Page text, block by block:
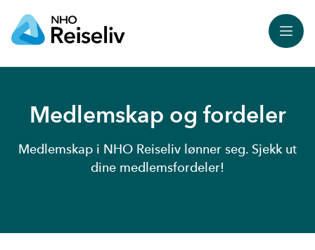
Meny
Medlemskap og fordeler
Medlemskap i NHO Reiseliv lønner seg. Sjekk ut
dine medlemsfordeler!